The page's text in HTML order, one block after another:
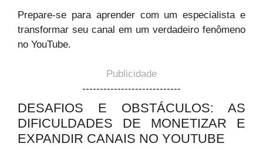
Prepare-se para aprender com um especialista e
transformar seu canal em um verdadeiro fenômeno
no YouTube.
Publicidade
----------------------------
DESAFIOS E OBSTÁCULOS: AS
DIFICULDADES DE MONETIZAR E
EXPANDIR CANAIS NO YOUTUBE